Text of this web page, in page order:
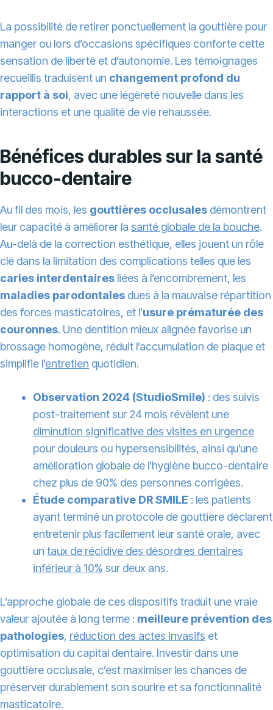
La possibilité de retirer ponctuellement la gouttière pour
manger ou lors d’occasions spécifiques conforte cette
sensation de liberté et d’autonomie. Les témoignages
recueillis traduisent un changement profond du
rapport à soi, avec une légèreté nouvelle dans les
interactions et une qualité de vie rehaussée.
Bénéfices durables sur la santé
bucco-dentaire
Au fil des mois, les gouttières occlusales démontrent
leur capacité à améliorer la santé globale de la bouche.
Au-delà de la correction esthétique, elles jouent un rôle
clé dans la limitation des complications telles que les
caries interdentaires liées à l’encombrement, les
maladies parodontales dues à la mauvaise répartition
des forces masticatoires, et l’usure prématurée des
couronnes. Une dentition mieux alignée favorise un
brossage homogène, réduit l’accumulation de plaque et
simplifie l’entretien quotidien.
Observation 2024 (StudioSmile) : des suivis
post-traitement sur 24 mois révèlent une
diminution significative des visites en urgence
pour douleurs ou hypersensibilités, ainsi qu’une
amélioration globale de l’hygiène bucco-dentaire
chez plus de 90% des personnes corrigées.
Étude comparative DR SMILE : les patients
ayant terminé un protocole de gouttière déclarent
entretenir plus facilement leur santé orale, avec
un taux de récidive des désordres dentaires
inférieur à 10% sur deux ans.
L’approche globale de ces dispositifs traduit une vraie
valeur ajoutée à long terme : meilleure prévention des
pathologies, réduction des actes invasifs et
optimisation du capital dentaire. Investir dans une
gouttière occlusale, c’est maximiser les chances de
préserver durablement son sourire et sa fonctionnalité
masticatoire.